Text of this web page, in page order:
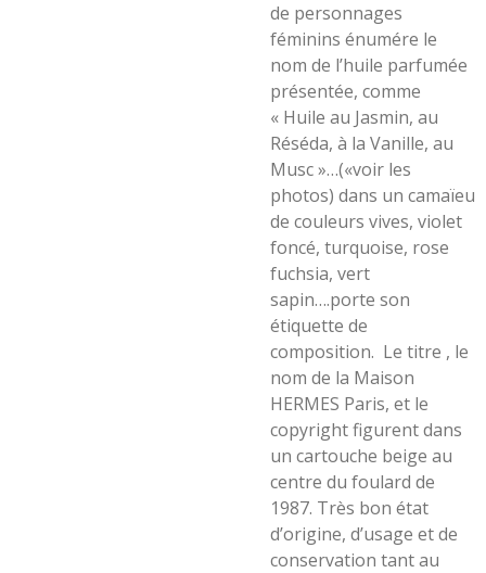
de personnages
féminins énumére le
nom de l’huile parfumée
présentée, comme
« Huile au Jasmin, au
Réséda, à la Vanille, au
Musc »…(«voir les
photos) dans un camaïeu
de couleurs vives, violet
foncé, turquoise, rose
fuchsia, vert
sapin….porte son
étiquette de
composition. Le titre , le
nom de la Maison
HERMES Paris, et le
copyright figurent dans
un cartouche beige au
centre du foulard de
1987. Très bon état
d’origine, d’usage et de
conservation tant au